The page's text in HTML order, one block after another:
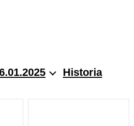
Historia